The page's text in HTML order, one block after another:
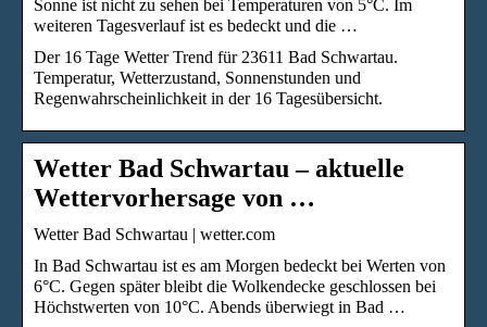
Sonne ist nicht zu sehen bei Temperaturen von 5°C. Im
weiteren Tagesverlauf ist es bedeckt und die …
Der 16 Tage Wetter Trend für 23611 Bad Schwartau.
Temperatur, Wetterzustand, Sonnenstunden und
Regenwahrscheinlichkeit in der 16 Tagesübersicht.
Wetter Bad Schwartau – aktuelle
Wettervorhersage von …
Wetter Bad Schwartau | wetter.com
In Bad Schwartau ist es am Morgen bedeckt bei Werten von
6°C. Gegen später bleibt die Wolkendecke geschlossen bei
Höchstwerten von 10°C. Abends überwiegt in Bad …